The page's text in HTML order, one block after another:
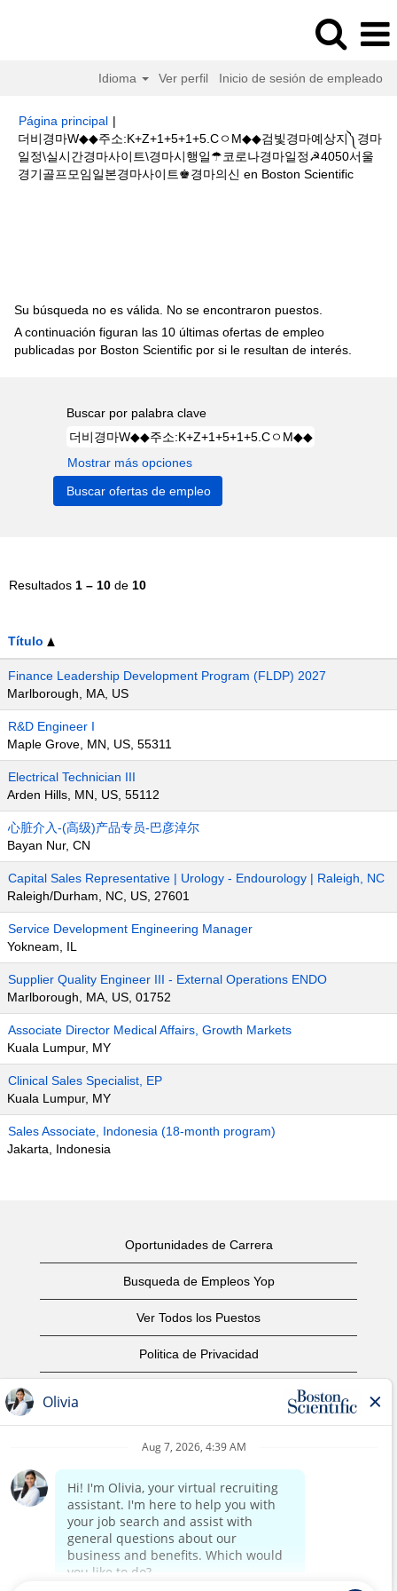
Idioma Ver perfil Inicio de sesión de empleado
Página principal |
더비경마W◆◆주소:K+Z+1+5+1+5.CㅇM◆◆검빛경마예상지༽경마
일정\실시간경마사이트\경마시행일☂코로나경마일정☭4050서울
경기골프모임일본경마사이트♚경마의신 en Boston Scientific(página
Su búsqueda no es válida. No se encontraron puestos.
A continuación figuran las 10 últimas ofertas de empleo
publicadas por Boston Scientific por si le resultan de interés.
Buscar por palabra clave
Mostrar más opciones
Resultados 1 – 10 de 10
Título
Finance Leadership Development Program (FLDP) 2027
Marlborough, MA, US
R&D Engineer I
Maple Grove, MN, US, 55311
Electrical Technician III
Arden Hills, MN, US, 55112
心脏介入-(高级)产品专员-巴彦淖尔
Bayan Nur, CN
Capital Sales Representative | Urology - Endourology | Raleigh, NC
Raleigh/Durham, NC, US, 27601
Service Development Engineering Manager
Yokneam, IL
Supplier Quality Engineer III - External Operations ENDO
Marlborough, MA, US, 01752
Associate Director Medical Affairs, Growth Markets
Kuala Lumpur, MY
Clinical Sales Specialist, EP
Kuala Lumpur, MY
Sales Associate, Indonesia (18-month program)
Jakarta, Indonesia
Oportunidades de Carrera
Busqueda de Empleos Yop
Ver Todos los Puestos
Politica de Privacidad
Aviso de Derechos de Autor
Oficinas Centrales